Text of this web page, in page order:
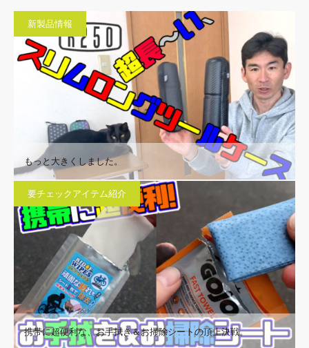
新製品情報
もっと大きくしました。
要チェックアイテム紹介
携帯に超便利な、お手拭き＆お掃除シートの頂上決戦。